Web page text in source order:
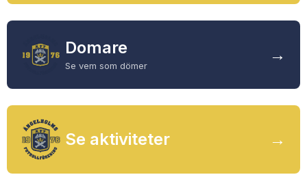
Domare
Se vem som dömer
→
Se aktiviteter →